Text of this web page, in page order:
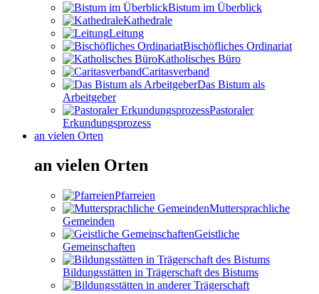
Bistum im Überblick
Kathedrale
Leitung
Bischöfliches Ordinariat
Katholisches Büro
Caritasverband
Das Bistum als
Arbeitgeber
Pastoraler
Erkundungsprozess
an vielen Orten
an vielen Orten
Pfarreien
Muttersprachliche
Gemeinden
Geistliche
Gemeinschaften
Bildungsstätten in Trägerschaft des Bistums